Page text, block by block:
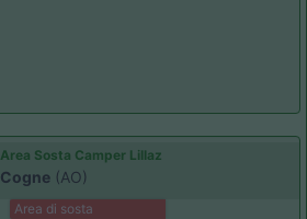
Area Sosta Camper Lillaz
Cogne (AO)
Area di sosta